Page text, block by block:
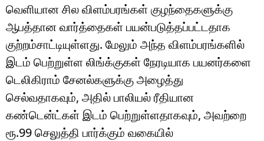
வெளியான சில விளம்பரங்கள் குழந்தைகளுக்கு
ஆபத்தான வார்த்தைகள் பயன்படுத்தப்பட்டதாக
குற்றம்சாட்டியுள்ளது. மேலும் அந்த விளம்பரங்களில்
இடம் பெற்றுள்ள லிங்க்குகள் நேரடியாக பயனர்களை
டெலிகிராம் சேனல்களுக்கு அழைத்து
செல்வதாகவும், அதில் பாலியல் ரீதியான
கண்டென்ட்கள் இடம் பெற்றுள்ளதாகவும், அவற்றை
ரூ.99 செலுத்தி பார்க்கும் வகையில்